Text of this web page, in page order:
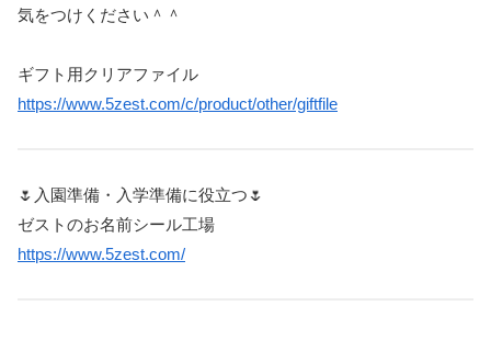
気をつけください＾＾
ギフト用クリアファイル
https://www.5zest.com/c/product/other/giftfile
🌷入園準備・入学準備に役立つ🌷
ゼストのお名前シール工場
https://www.5zest.com/